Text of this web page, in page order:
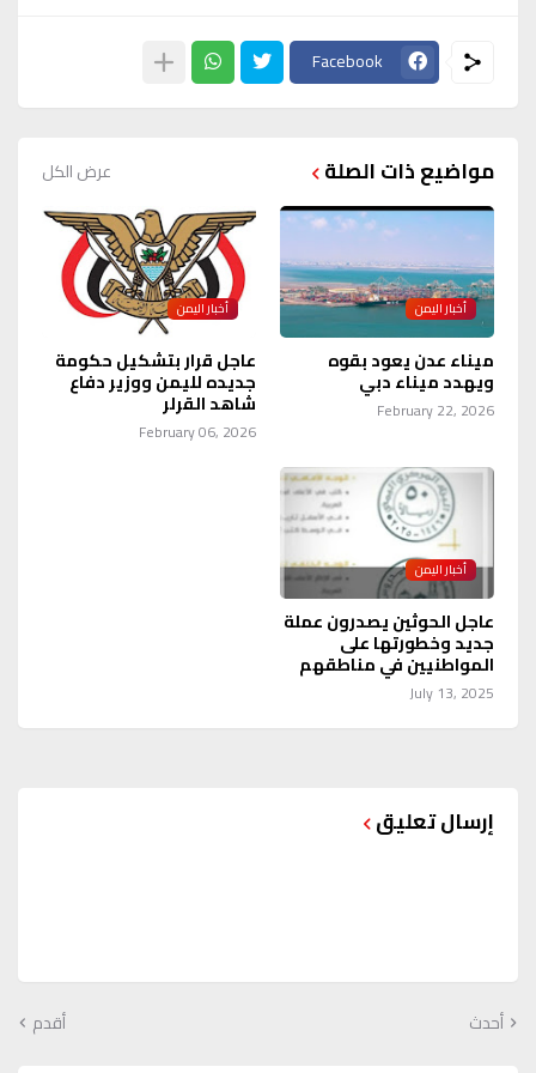
Facebook
مواضيع ذات الصلة عرض الكل
أخبار اليمن
ميناء عدن يعود بقوه
ويهدد ميناء دبي
February 22, 2026
أخبار اليمن
عاجل قرار بتشكيل حكومة
جديده لليمن ووزير دفاع
شاهد القرلر
February 06, 2026
أخبار اليمن
عاجل الحوثين يصدرون عملة
جديد وخطورتها على
المواطنيين في مناطقهم
July 13, 2025
إرسال تعليق
أحدث أقدم